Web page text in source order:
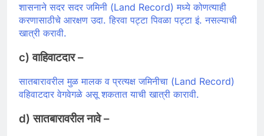
शासनाने सदर सदर जमिनी (Land Record) मध्ये कोणत्याही
करणासाठीचे आरक्षण उदा. हिरवा पट्टा पिवळा पट्टा इं. नसल्याची
खात्री करावी.
c) वाहिवाटदार –
सातबारावरील मुळ मालक व प्रत्यक्ष जमिनीचा (Land Record)
वहिवाटदार वेगवेगळे असू शकतात याची खात्री कारावी.
d) सातबारावरील नावे –